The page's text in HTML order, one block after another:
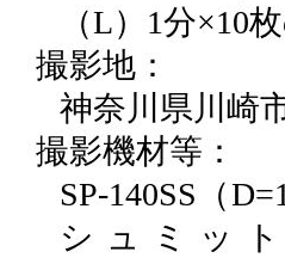
（L）1分×10
撮影地：
神奈川県川崎
撮影機材等：
SP-140SS（
シュミッ